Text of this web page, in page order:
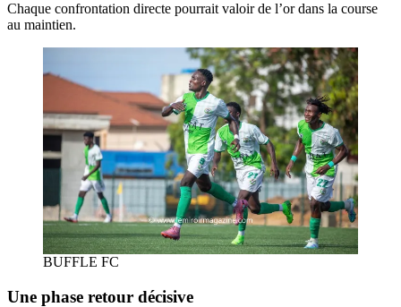
Chaque confrontation directe pourrait valoir de l’or dans la course
au maintien.
BUFFLE FC
Une phase retour décisive